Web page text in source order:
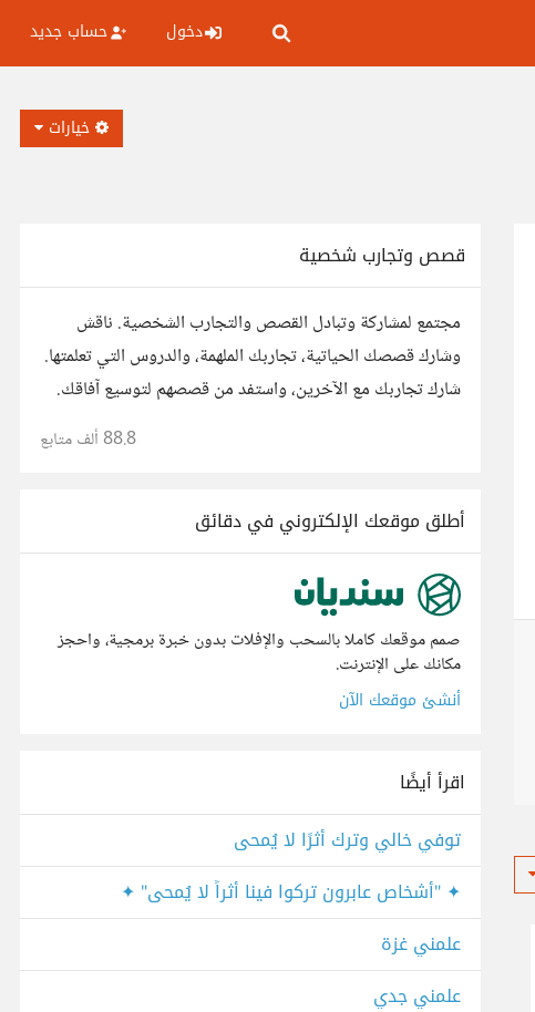
دخول حساب جديد
خيارات
قصص وتجارب شخصية
مجتمع لمشاركة وتبادل القصص والتجارب الشخصية. ناقش
وشارك قصصك الحياتية، تجاربك الملهمة، والدروس التي تعلمتها.
شارك تجاربك مع الآخرين، واستفد من قصصهم لتوسيع آفاقك.
88.8 ألف متابع
أطلق موقعك الإلكتروني في دقائق
صمم موقعك كاملا بالسحب والإفلات بدون خبرة برمجية، واحجز
مكانك على الإنترنت.
أنشئ موقعك الآن
اقرأ أيضًا
توفي خالي وترك أثرًا لا يُمحى
✦ "أشخاص عابرون تركوا فينا أثراً لا يُمحى" ✦
علمني غزة
علمني جدي